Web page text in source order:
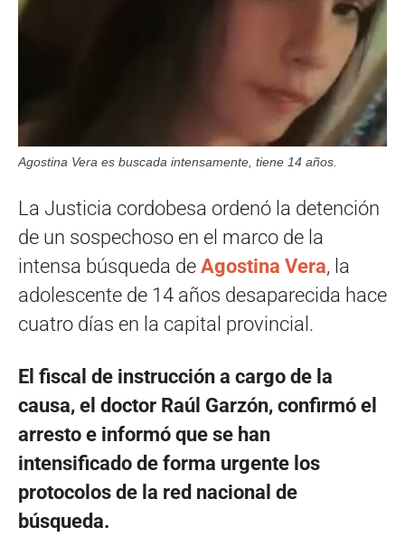
Agostina Vera es buscada intensamente, tiene 14 años.
La Justicia cordobesa ordenó la detención
de un sospechoso en el marco de la
intensa búsqueda de Agostina Vera, la
adolescente de 14 años desaparecida hace
cuatro días en la capital provincial.
El fiscal de instrucción a cargo de la
causa, el doctor Raúl Garzón, confirmó el
arresto e informó que se han
intensificado de forma urgente los
protocolos de la red nacional de
búsqueda.